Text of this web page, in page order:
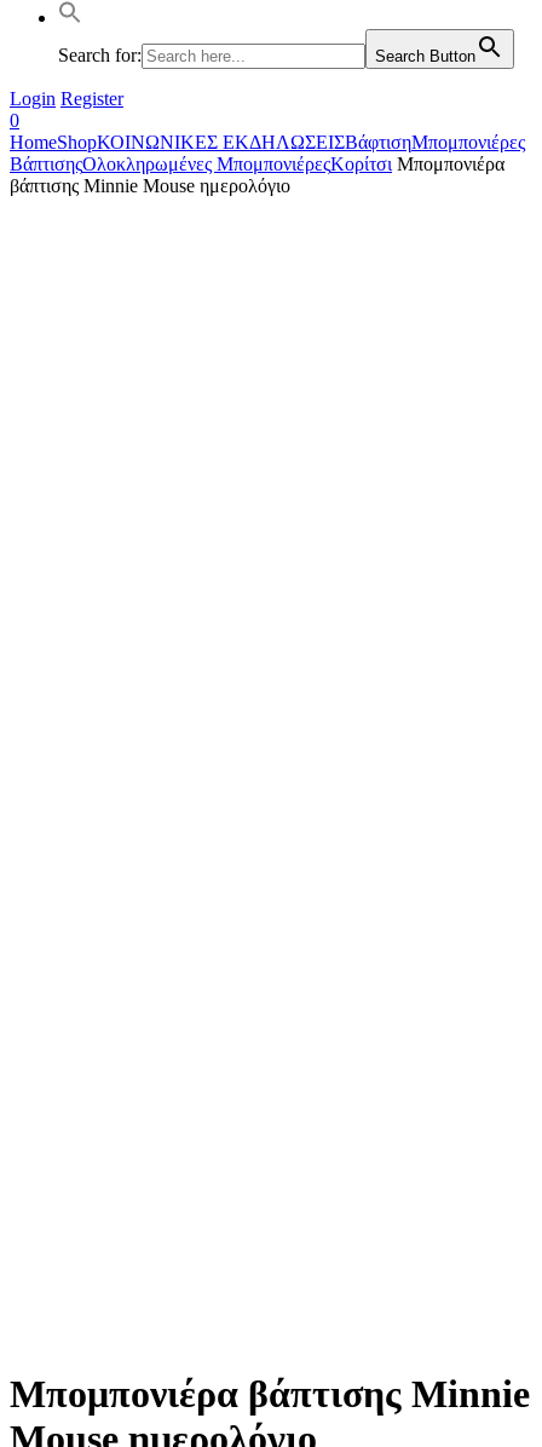
Search for: Search Button
Login Register
0
HomeShopΚΟΙΝΩΝΙΚΕΣ ΕΚΔΗΛΩΣΕΙΣΒάφτισηΜπομπονιέρες
ΒάπτισηςΟλοκληρωμένες ΜπομπονιέρεςΚορίτσι Μπομπονιέρα
βάπτισης Minnie Mouse ημερολόγιο
Μπομπονιέρα βάπτισης Minnie